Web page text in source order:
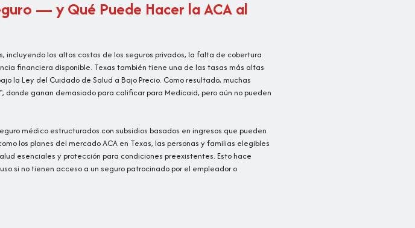
— y Qué Puede Hacer la ACA al
los altos costos de los seguros privados, la falta de cobertura
financiera disponible. Texas también tiene una de las tasas más altas
la Ley del Cuidado de Salud a Bajo Precio. Como resultado, muchas
ganan demasiado para calificar para Medicaid, pero aún no pueden
médico estructurados con subsidios basados en ingresos que pueden
los planes del mercado ACA en Texas, las personas y familias elegibles
esenciales y protección para condiciones preexistentes. Esto hace
si no tienen acceso a un seguro patrocinado por el empleador o